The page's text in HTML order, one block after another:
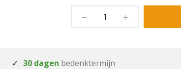
30 dagen bedenktermijn